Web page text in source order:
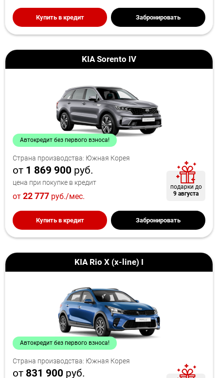
Купить в кредит Забронировать
KIA Sorento IV
Автокредит без первого взноса!
Страна производства: Южная Корея
от 1 869 900 руб.
цена при покупке в кредит
от 22 777 руб./мес.
подарки до
9 августа
Купить в кредит Забронировать
KIA Rio X (x-line) I
Автокредит без первого взноса!
Страна производства: Южная Корея
от 831 900 руб.